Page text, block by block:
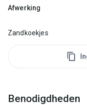
Afwerking
Zandkoekjes
Benodigdheden